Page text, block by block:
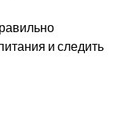
и следить